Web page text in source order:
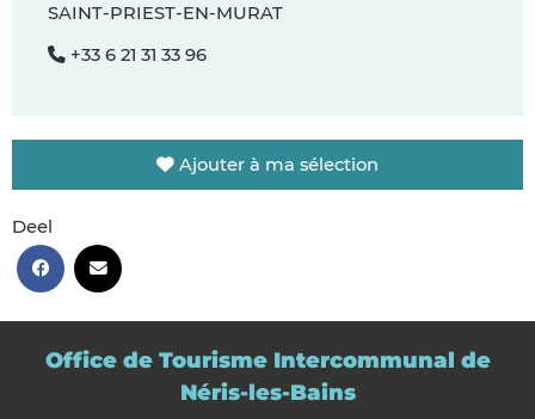
SAINT-PRIEST-EN-MURAT
+33 6 21 31 33 96
Ajouter à ma sélection
Deel
Office de Tourisme Intercommunal de
Néris-les-Bains